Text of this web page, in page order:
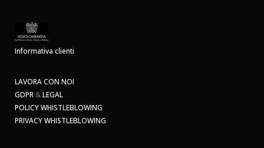
Informativa clienti
LAVORA CON NOI
GDPR &LEGAL
POLICY WHISTLEBLOWING
PRIVACY WHISTLEBLOWING